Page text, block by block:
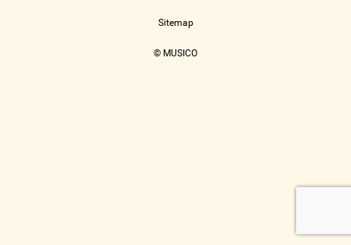
Sitemap
© MUSICO